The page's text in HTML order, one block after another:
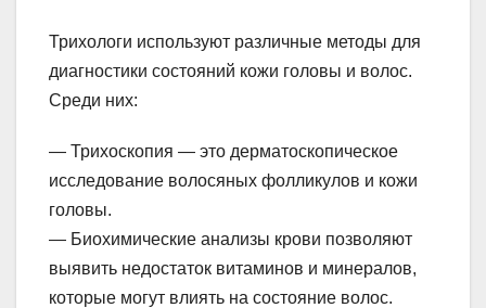
Трихологи используют различные методы для
диагностики состояний кожи головы и волос.
Среди них:
— Трихоскопия — это дерматоскопическое
исследование волосяных фолликулов и кожи
головы.
— Биохимические анализы крови позволяют
выявить недостаток витаминов и минералов,
которые могут влиять на состояние волос.